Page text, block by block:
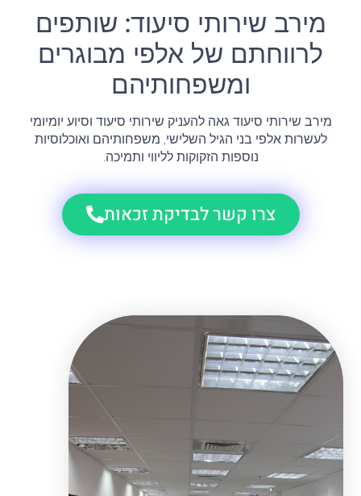
מירב שירותי סיעוד: שותפים
לרווחתם של אלפי מבוגרים
ומשפחותיהם
מירב שירותי סיעוד גאה להעניק שירותי סיעוד וסיוע יומיומי
לעשרות אלפי בני הגיל השלישי, משפחותיהם ואוכלוסיות
נוספות הזקוקות לליווי ותמיכה.
צרו קשר לבדיקת זכאות